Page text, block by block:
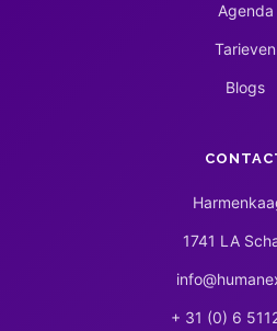
Agenda
Tarieven
Blogs
1741 LA
+ 31 (0) 6